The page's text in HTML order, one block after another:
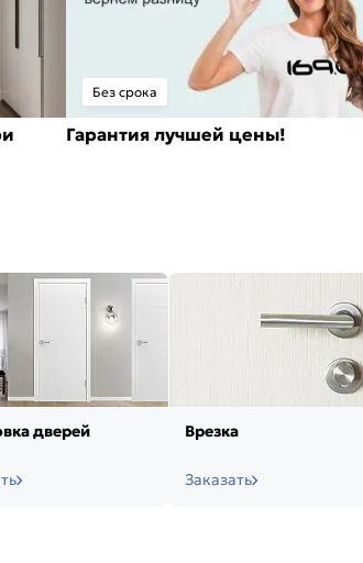
Без срока
Гарантия лучшей цены!
дверей Врезка
Заказать